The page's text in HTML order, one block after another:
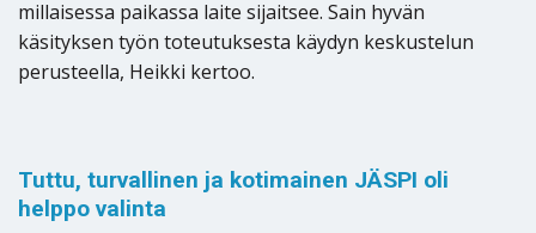
millaisessa paikassa laite sijaitsee. Sain hyvän
käsityksen työn toteutuksesta käydyn keskustelun
perusteella, Heikki kertoo.
Tuttu, turvallinen ja kotimainen JÄSPI oli
helppo valinta